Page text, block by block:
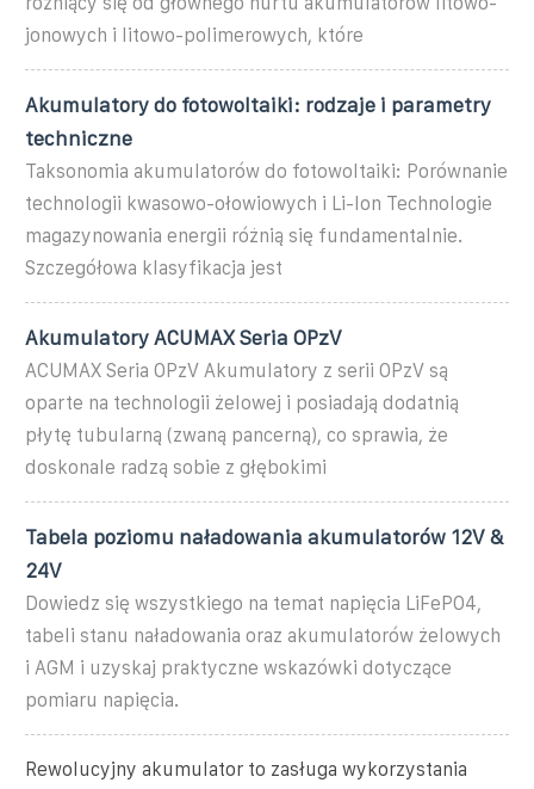
jonowych i litowo-polimerowych, które
Akumulatory do fotowoltaiki: rodzaje i parametry
techniczne
Taksonomia akumulatorów do fotowoltaiki: Porównanie
technologii kwasowo-ołowiowych i Li-Ion Technologie
magazynowania energii różnią się fundamentalnie.
Szczegółowa klasyfikacja jest
Akumulatory ACUMAX Seria OPzV
ACUMAX Seria OPzV Akumulatory z serii OPzV są
oparte na technologii żelowej i posiadają dodatnią
płytę tubularną (zwaną pancerną), co sprawia, że
doskonale radzą sobie z głębokimi
Tabela poziomu naładowania akumulatorów 12V &
24V
Dowiedz się wszystkiego na temat napięcia LiFePO4,
tabeli stanu naładowania oraz akumulatorów żelowych
i AGM i uzyskaj praktyczne wskazówki dotyczące
pomiaru napięcia.
Rewolucyjny akumulator to zasługa wykorzystania